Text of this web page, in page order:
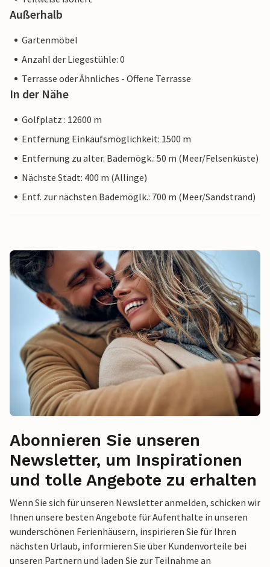
Außerhalb
Gartenmöbel
Anzahl der Liegestühle: 0
Terrasse oder Ähnliches - Offene Terrasse
In der Nähe
Golfplatz : 12600 m
Entfernung Einkaufsmöglichkeit: 1500 m
Entfernung zu alter. Bademögk.: 50 m (Meer/Felsenküste)
Nächste Stadt: 400 m (Allinge)
Entf. zur nächsten Bademöglk.: 700 m (Meer/Sandstrand)
Abonnieren Sie unseren
Newsletter, um Inspirationen
und tolle Angebote zu erhalten
Wenn Sie sich für unseren Newsletter anmelden, schicken wir
Ihnen unsere besten Angebote für Aufenthalte in unseren
wunderschönen Ferienhäusern, inspirieren Sie für Ihren
nächsten Urlaub, informieren Sie über Kundenvorteile bei
unseren Partnern und laden Sie zur Teilnahme an